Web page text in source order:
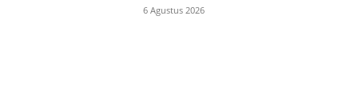
6 Agustus 2026